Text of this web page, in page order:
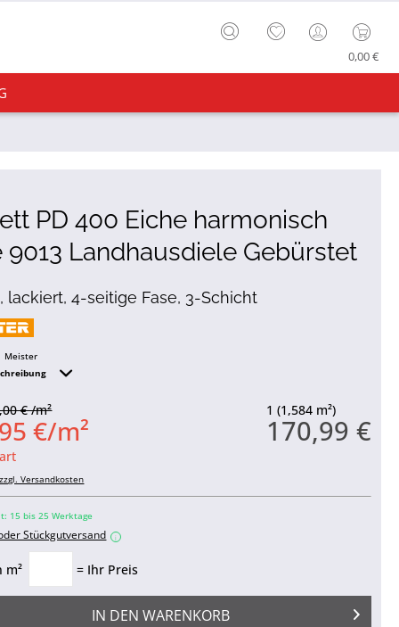
0,00 €
PD 400 Eiche harmonisch
9013 Landhausdiele Gebürstet
lackiert, 4-seitige Fase, 3-Schicht
Meister
1 (1,584 m²)
170,99 €
€ /m²
€/m²
zzgl. Versandkosten
15 bis 25 Werktage
Stückgutversand i
m² = Ihr Preis
IN DEN WARENKORB